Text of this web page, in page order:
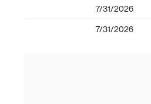
7/31/2026
7/31/2026